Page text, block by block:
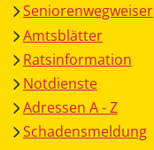
Seniorenwegweiser
Amtsblätter
Ratsinformation
Notdienste
Adressen A - Z
Schadensmeldung